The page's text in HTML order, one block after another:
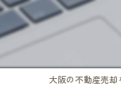
大阪の不動産売却